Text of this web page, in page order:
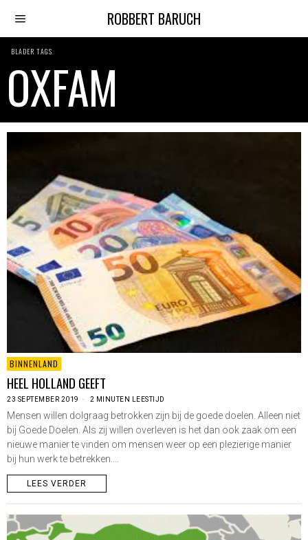
ROBBERT BARUCH
BLADER TAGS
OXFAM
BINNENLAND
HEEL HOLLAND GEEFT
23 SEPTEMBER 2019 2 MINUTEN LEESTIJD
Mensen willen dolgraag betrokken zijn bij de goede doelen. Alleen niet
bij Goede Doelen. Als zij willen overleven is het dan ook zaak om een
nieuwe manier te vinden om mensen weer op een plezierige manier
bij hun werk te betrekken.…
LEES VERDER